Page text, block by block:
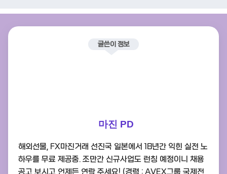
글쓴이 정보
마진 PD
해외선물, FX마진거래 선진국 일본에서 18년간 익힌 실전 노
하우를 무료 제공중. 조만간 신규사업도 런칭 예정이니 채용
공고 보시고 언제든 연락 주세요! (경력 : AVEX그룹 국제전